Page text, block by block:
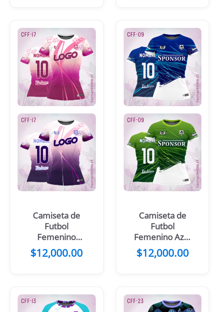
Camiseta de
Futbol
Femenino
Rosado Blanco
$12,000.00
Camiseta de
Futbol
Femenino Azul
Blanco
$12,000.00